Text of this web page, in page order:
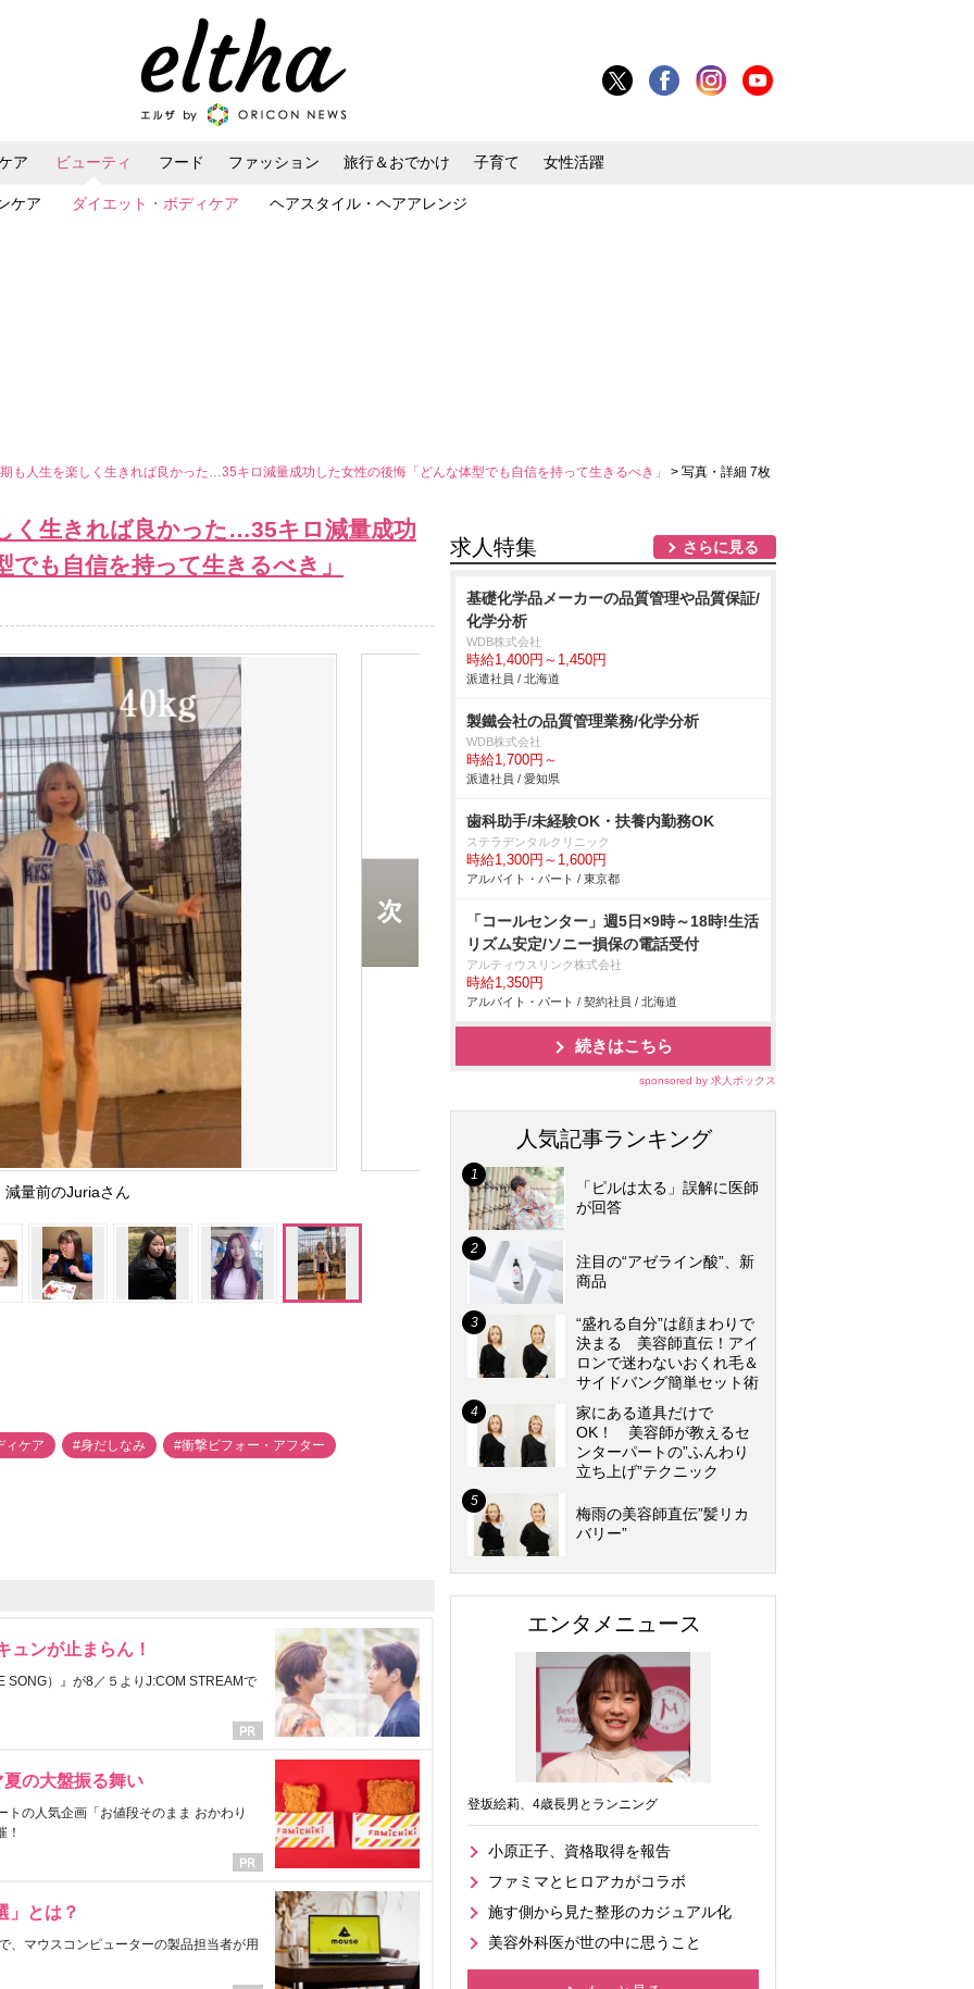
ア ビューティ
ケア ダイエット・ボディケア ヘアスタイル・ヘアアレンジ
フード ファッション 旅行＆おでかけ 子育て 女性活躍
も人生を楽しく生きれば良かった…35キロ減量成功した女性の後悔「どんな体型でも自信を持って生きるべき」 > 写真・詳細 7枚
く生きれば良かった…35キロ減量成功
も自信を持って生きるべき」
減量前のJuriaさん
ィケア #身だしなみ #衝撃ビフォー・アフター
ュンが止まらん！
SONG）』が8／５よりJ:COM STREAMで
の大盤振る舞い
の人気企画「お値段そのまま おかわり
！
」とは？
、マウスコンピューターの製品担当者が用
求人特集 さらに見る
基礎化学品メーカーの品質管理や品質保証/
化学分析
WDB株式会社
時給1,400円～1,450円
派遣社員 / 北海道
製鐵会社の品質管理業務/化学分析
WDB株式会社
時給1,700円～
派遣社員 / 愛知県
歯科助手/未経験OK・扶養内勤務OK
ステラデンタルクリニック
時給1,300円～1,600円
アルバイト・パート / 東京都
「コールセンター」週5日×9時～18時!生活
リズム安定/ソニー損保の電話受付
アルティウスリンク株式会社
時給1,350円
アルバイト・パート / 契約社員 / 北海道
続きはこちら
sponsored by 求人ボックス
人気記事ランキング
「ピルは太る」誤解に医師
が回答
注目の“アゼライン酸”、新
商品
“盛れる自分”は顔まわりで
決まる 美容師直伝！アイ
ロンで迷わないおくれ毛＆
サイドバング簡単セット術
家にある道具だけで
OK！ 美容師が教えるセ
ンターパートの”ふんわり
立ち上げ”テクニック
梅雨の美容師直伝”髪リカ
バリー”
エンタメニュース
登坂絵莉、4歳長男とランニング
小原正子、資格取得を報告
ファミマとヒロアカがコラボ
施す側から見た整形のカジュアル化
美容外科医が世の中に思うこと